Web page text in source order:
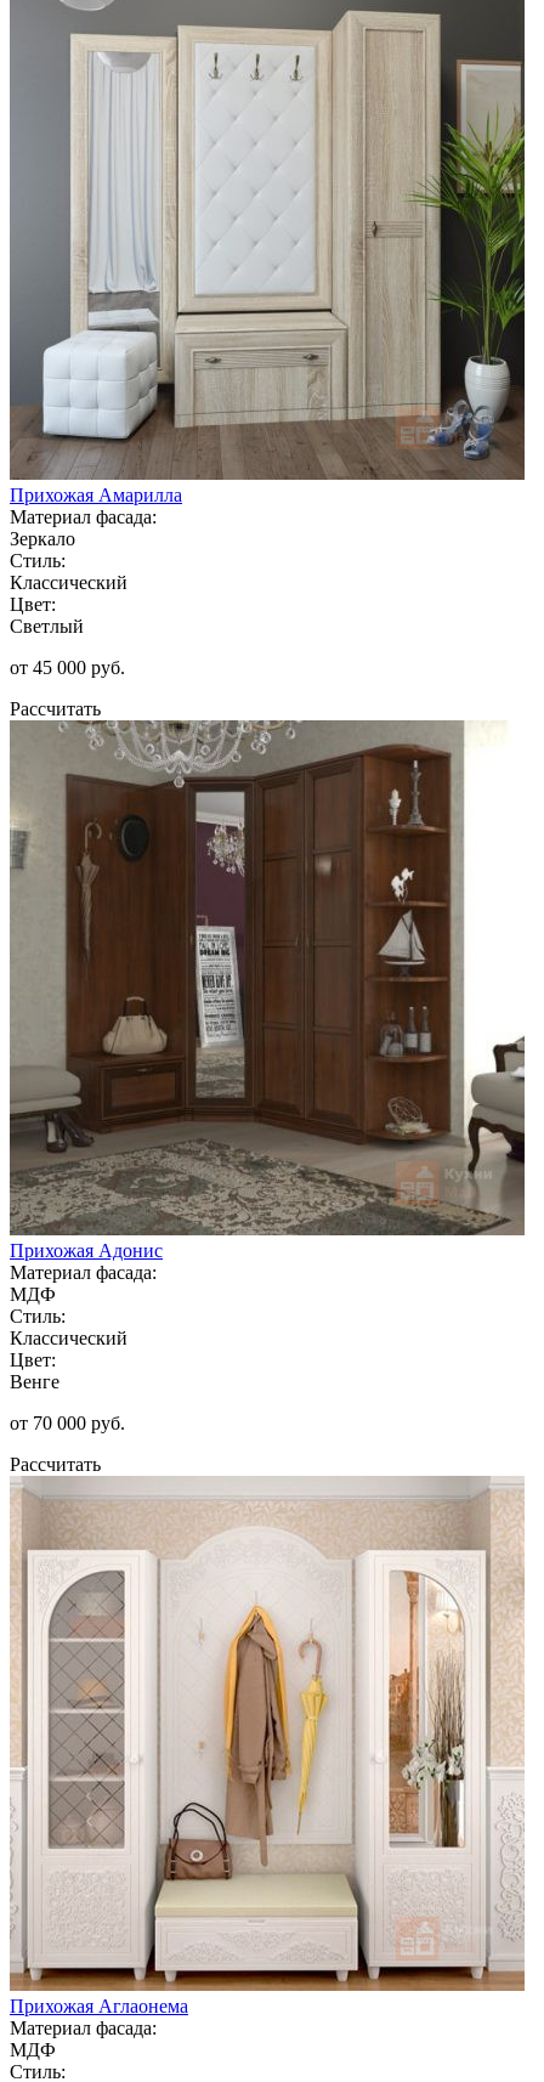
Прихожая Амарилла
Материал фасада:
Зеркало
Стиль:
Классический
Цвет:
Светлый
от 45 000 руб.
Рассчитать
Прихожая Адонис
Материал фасада:
МДФ
Стиль:
Классический
Цвет:
Венге
от 70 000 руб.
Рассчитать
Прихожая Аглаонема
Материал фасада:
МДФ
Стиль: